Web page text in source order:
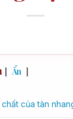
[ Ẩn ]
của tàn